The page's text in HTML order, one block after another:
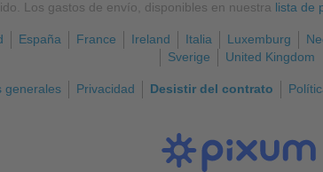
Los gastos de envío, disponibles en nuestra lista de
España France Ireland Italia Luxemburg
Sverige
United Kingdom
generales Privacidad Desistir del contrato